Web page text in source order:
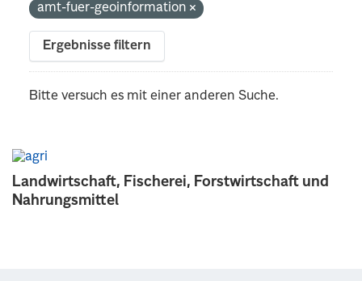
Landwirtschaft, Fischerei, Forstwirtschaft und
Nahrungsmittel
amt-fuer-geoinformation
Ergebnisse filtern
Bitte versuch es mit einer anderen Suche.